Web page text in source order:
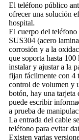
El teléfono público
ofrecer una solución
hospital.
El cuerpo del teléfono
SUS304 (acero
corrosión y a la
que soporta hasta
instalar y ajustar a la
fijan fácilmente con 4
control de volumen y
botón, hay una tarjeta
puede escribir
a prueba de
La entrada del cable
teléfono para evitar
Existen varias